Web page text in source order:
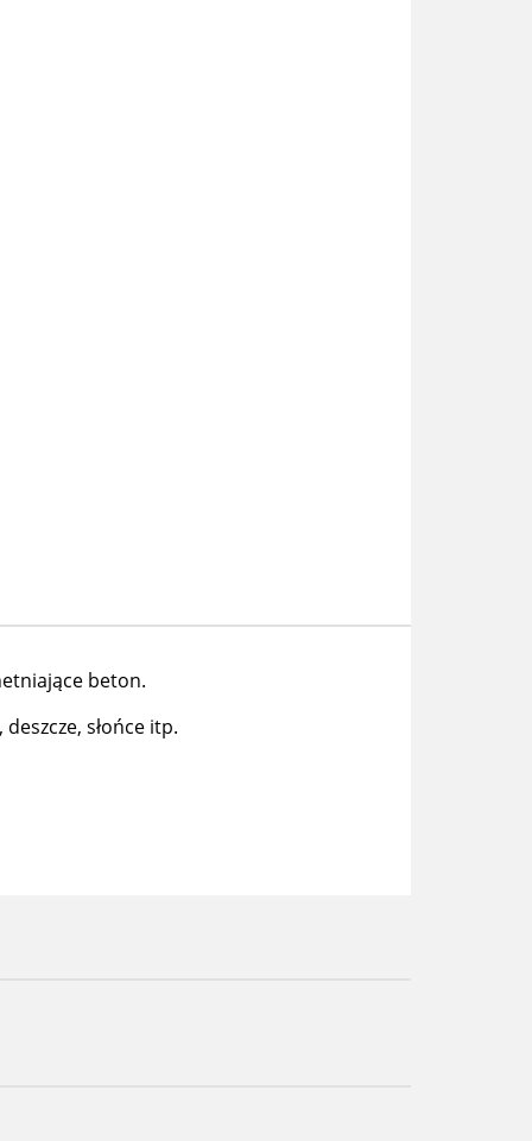
beton.
słońce itp.